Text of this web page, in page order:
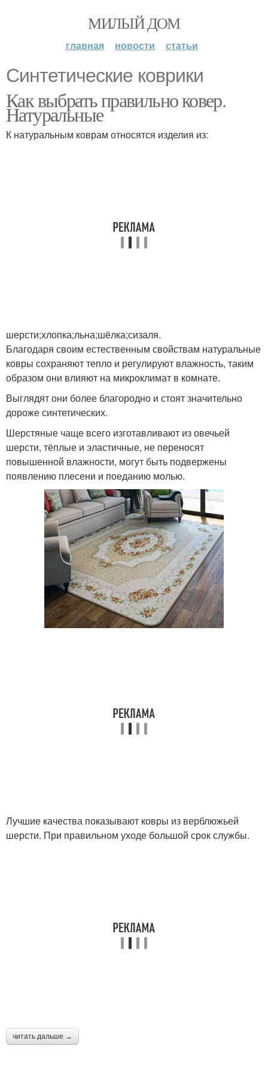
МИЛЫЙ ДОМ
главная новости статьи
Синтетические коврики
Как выбрать правильно ковер.
Натуральные
К натуральным коврам относятся изделия из:
шерсти;хлопка;льна;шёлка;сизаля.
Благодаря своим естественным свойствам натуральные
ковры сохраняют тепло и регулируют влажность, таким
образом они влияют на микроклимат в комнате.
Выглядят они более благородно и стоят значительно
дороже синтетических.
Шерстяные чаще всего изготавливают из овечьей
шерсти, тёплые и эластичные, не переносят
повышенной влажности, могут быть подвержены
появлению плесени и поеданию молью.
Лучшие качества показывают ковры из верблюжьей
шерсти. При правильном уходе большой срок службы.
читать дальше →